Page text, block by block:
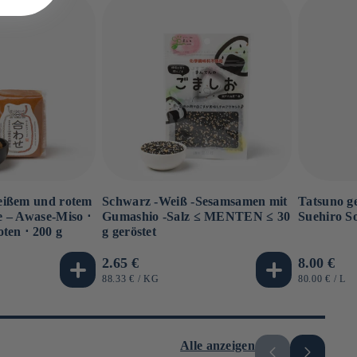
und rotem
Awase-Miso ⋅
⋅ 200 g
Schwarz -Weiß -Sesamsamen mit
Gumashio -Salz ≤ MENTEN ≤ 30
g geröstet
Normaler
Preis
2.65 €
GRUNDPREIS
88.33 € / PRO
KG
Tatsuno
Suehiro
Normaler
Preis
8.00 €
80.00 € / L
Alle anzeigen